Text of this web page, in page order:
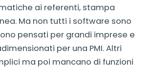
ai referenti, stampa
Ma non tutti i software sono
pensati per grandi imprese e
per una PMI. Altri
ma poi mancano di funzioni